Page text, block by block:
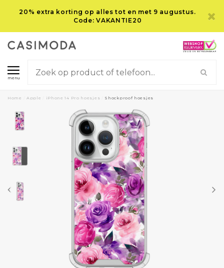
20% extra korting op alles tot en met 9 augustus.
Code: VAKANTIE20
menu
Home Apple iPhone 14 Pro hoesjes Shockproof hoesjes